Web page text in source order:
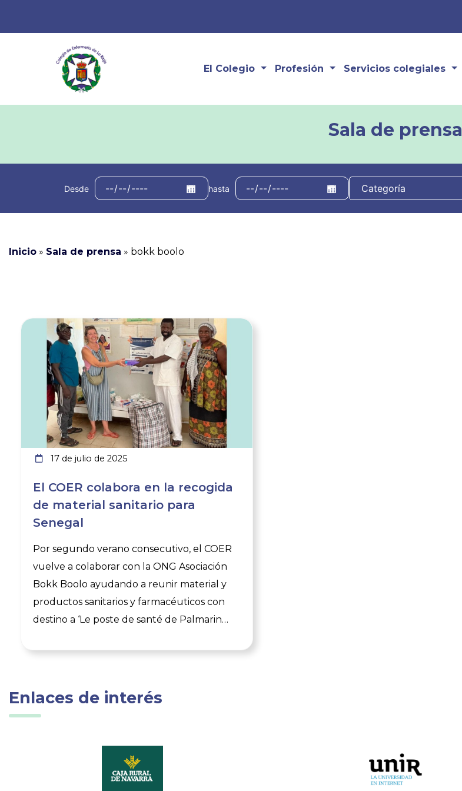
El Colegio Profesión Servicios colegiales
Sala de prensa
Desde hasta
Inicio » Sala de prensa » bokk boolo
17 de julio de 2025
El COER colabora en la recogida
de material sanitario para
Senegal
Por segundo verano consecutivo, el COER
vuelve a colaborar con la ONG Asociación
Bokk Boolo ayudando a reunir material y
productos sanitarios y farmacéuticos con
destino a ‘Le poste de santé de Palmarin
que llegaron a la sede del COER -de parte
Hospital de Calahorra- fueron
parte de los voluntarios del campamento
que organiza en el país dicha ONG.
Ver noticia
Enlaces de interés